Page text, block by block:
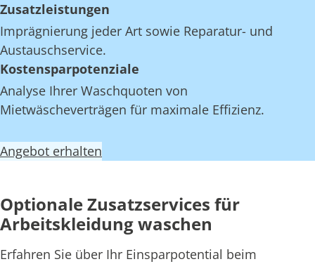
Zusatzleistungen
Imprägnierung jeder Art sowie Reparatur- und
Austauschservice.
Kostensparpotenziale
Analyse Ihrer Waschquoten von
Mietwäscheverträgen für maximale Effizienz.
Angebot erhalten
Optionale Zusatzservices für
Arbeitskleidung waschen
Erfahren Sie über Ihr Einsparpotential beim